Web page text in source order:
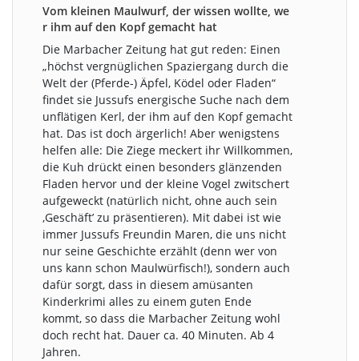
Vom kleinen Maulwurf, der wissen wollte, we
r ihm auf den Kopf gemacht hat
Die Marbacher Zeitung hat gut reden: Einen
„höchst vergnüglichen Spaziergang durch die
Welt der (Pferde-) Äpfel, Ködel oder Fladen“
findet sie Jussufs energische Suche nach dem
unflätigen Kerl, der ihm auf den Kopf gemacht
hat. Das ist doch ärgerlich! Aber wenigstens
helfen alle: Die Ziege meckert ihr Willkommen,
die Kuh drückt einen besonders glänzenden
Fladen hervor und der kleine Vogel zwitschert
aufgeweckt (natürlich nicht, ohne auch sein
‚Geschäft’ zu präsentieren). Mit dabei ist wie
immer Jussufs Freundin Maren, die uns nicht
nur seine Geschichte erzählt (denn wer von
uns kann schon Maulwürfisch!), sondern auch
dafür sorgt, dass in diesem amüsanten
Kinderkrimi alles zu einem guten Ende
kommt, so dass die Marbacher Zeitung wohl
doch recht hat. Dauer ca. 40 Minuten. Ab 4
Jahren.